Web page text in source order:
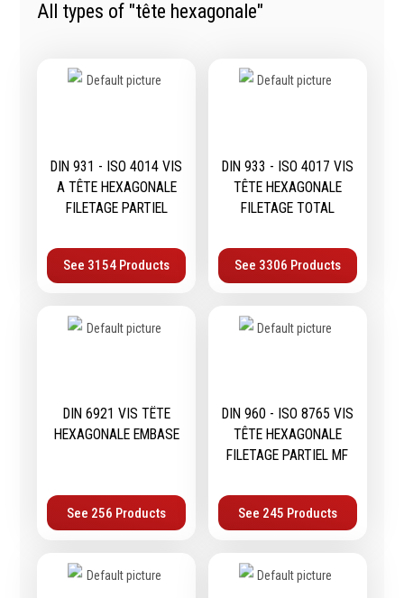
filetés
Rondelles, circlips &
Produits d'ancrage
Inserts autotaraudeurs
Entretoises
Assortiments & bacs
Divers
Ressort à traction
Tournevis
Pinces
Frappe
Compositions d'outils
Outillage de maçonnerie
Outillage de jardinage
Outilage de carreleur
contrôle
Mètres
Micromètres
Mesureurs laser
Caméras d'inspection
Equerres
Machines sur accu
Machines sur secteur
combustion
Pièces détachées
machines
All types of "tête hexagonale"
DIN 931 - ISO 4014 VIS
A TÊTE HEXAGONALE
FILETAGE PARTIEL
See 3154 Products
DIN 933 - ISO 4017 VIS
TÊTE HEXAGONALE
FILETAGE TOTAL
See 3306 Products
DIN 6921 VIS TËTE
HEXAGONALE EMBASE
See 256 Products
DIN 960 - ISO 8765 VIS
TÊTE HEXAGONALE
FILETAGE PARTIEL MF
See 245 Products